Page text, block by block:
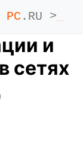
PC .RU >
и
сетях